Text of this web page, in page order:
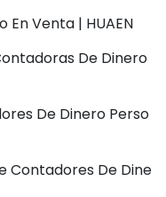
Venta | HUAEN
De Dinero
De Dinero Perso
Contadores De Dine